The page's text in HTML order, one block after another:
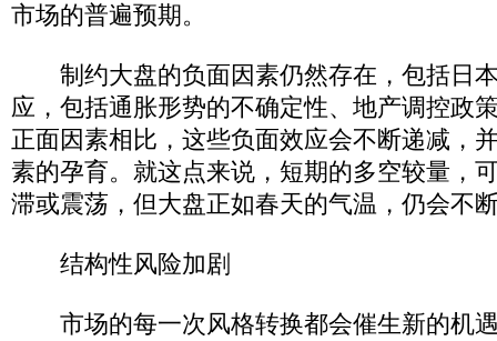
市场的普遍预期。
制约大盘的负面因素仍然存在，包括日
应，包括通胀形势的不确定性、地产调控政
正面因素相比，这些负面效应会不断递减，
素的孕育。就这点来说，短期的多空较量，
滞或震荡，但大盘正如春天的气温，仍会不
结构性风险加剧
市场的每一次风格转换都会催生新的机